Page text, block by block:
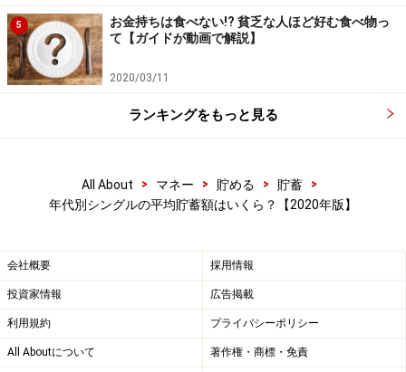
年収300万円未満で金融資産を保有していない人も含め
た平均は472万円（中央値20万円）であるのに対し、金
融資産を保有している人だけの平均は788万円（191万
円）。平均で316万円の差があります。
年収300万円以上500万円未満では、金融資産を保有して
、金融資産を保有している人のみの平均は958万円
（367万円）と、その差は268万円。同じように、年収
円）に対し、平均1990万円（750万円）で、差は376万
円。
年齢構成まではわからないので、勤労者世帯のみとなる
と、また異なった結果になるかもしれませんが、やはり
5
お金持ちは食べない!? 貧乏な人ほど好む食べ物っ
て【ガイドが動画で解説】
2020/03/11
ランキングをもっと見る
All About > マネー > 貯める > 貯蓄
>
年代別シングルの平均貯蓄額はいくら？【2020年版】
会社概要 採用情報
投資家情報 広告掲載
利用規約 プライバシーポリシー
All Aboutについて 著作権・商標・免責